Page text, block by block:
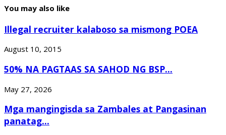
You may also like
Illegal recruiter kalaboso sa mismong POEA
August 10, 2015
50% NA PAGTAAS SA SAHOD NG BSP...
May 27, 2026
Mga mangingisda sa Zambales at Pangasinan
panatag...